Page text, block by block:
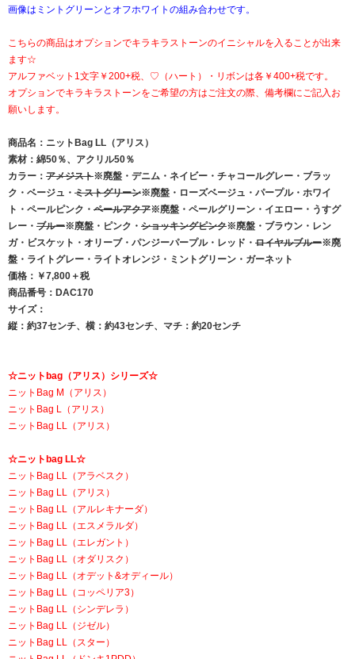
画像はミントグリーンとオフホワイトの組み合わせです。
こちらの商品はオプションでキラキラストーンのイニシャルを入ることが出来
ます☆
アルファベット1文字￥200+税、♡（ハート）・リボンは各￥400+税です。
オプションでキラキラストーンをご希望の方はご注文の際、備考欄にご記入お
願いします。
商品名：ニットBag LL（アリス）
素材：綿50％、アクリル50％
カラー： アメジスト※廃盤・デニム・ネイビー・チャコールグレー・ブラッ
ク・ベージュ・ ミストグリーン※廃盤・ローズベージュ・パープル・ホワイ
ト・ペールピンク・ ペールアクア※廃盤・ペールグリーン・イエロー・うすグ
レー・ ブルー※廃盤・ピンク・ ショッキングピンク※廃盤・ブラウン・レン
ガ・ビスケット・オリーブ・パンジーパープル・レッド・ ロイヤルブルー※廃
盤・ライトグレー・ライトオレンジ・ミントグリーン・ガーネット
価格：￥7,800＋税
商品番号：DAC170
サイズ：
縦：約37センチ、横：約43センチ、マチ：約20センチ
☆ニットbag（アリス）シリーズ☆
ニットBag M（アリス）
ニットBag L（アリス）
ニットBag LL（アリス）
☆ニットbag LL☆
ニットBag LL（アラベスク）
ニットBag LL（アリス）
ニットBag LL（アルレキナーダ）
ニットBag LL（エスメラルダ）
ニットBag LL（エレガント）
ニットBag LL（オダリスク）
ニットBag LL（オデット&オディール）
ニットBag LL（コッペリア3）
ニットBag LL（シンデレラ）
ニットBag LL（ジゼル）
ニットBag LL（スター）